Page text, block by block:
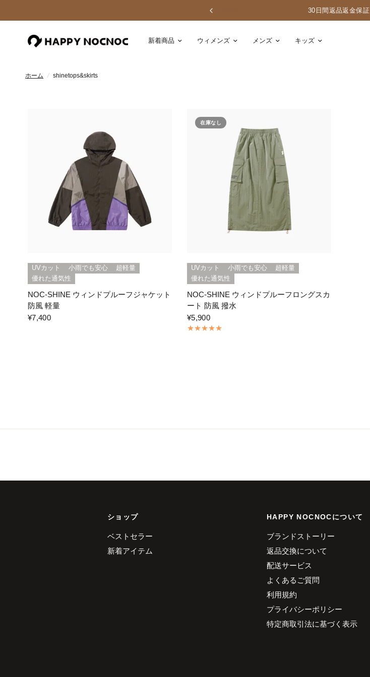
30日間返品返金保証
新着商品 ウィメンズ メンズ キッズ
ホーム / shinetops&skirts
UVカット 小雨でも安心
超軽量
優れた通気性
NOC-SHINE ウィンドプルーフジャケット
防風 軽量
¥7,400
在庫なし
UVカット 小雨でも安心
超軽量
優れた通気性
NOC-SHINE ウィンドプルーフロングスカ
ート 防風 撥水
¥5,900
ショップ
ベストセラー
新着アイテム
HAPPY NOCNOCについて
ブランドストーリー
返品交換について
配送サービス
よくあるご質問
利用規約
プライバシーポリシー
特定商取引法に基づく表示